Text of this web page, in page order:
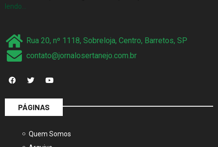
lendo…
Rua 20, nº 1118, Sobreloja, Centro, Barretos, SP
contato@jornalosertanejo.com.br
PÁGINAS
Quem Somos